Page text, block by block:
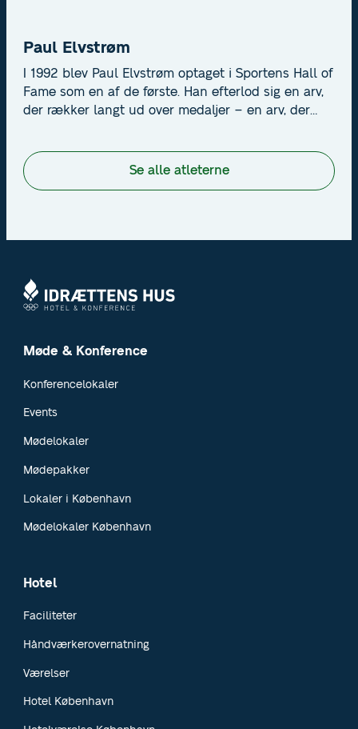
Paul Elvstrøm
I 1992 blev Paul Elvstrøm optaget i Sportens Hall of
Fame som en af de første. Han efterlod sig en arv,
der rækker langt ud over medaljer – en arv, der
Se alle atleterne
Møde & Konference
Konferencelokaler
Events
Mødelokaler
Mødepakker
Lokaler i København
Mødelokaler København
Hotel
Faciliteter
Håndværkerovernatning
Værelser
Hotel København